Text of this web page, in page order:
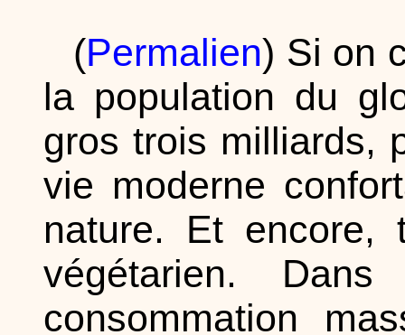
(Permalien) Si on
la population du
gros trois milliards,
vie moderne
nature. Et
végétarien.
consommation